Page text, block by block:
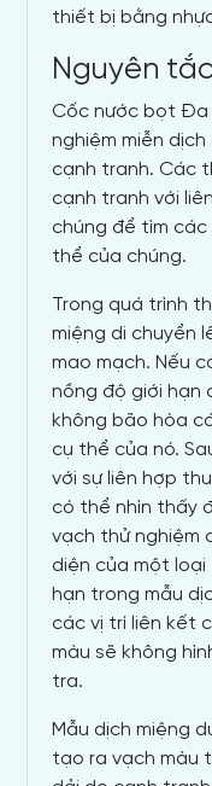
thiết bị bằng
Nguyên tắc
Cốc nước bọt Đa
nghiệm miễn
cạnh tranh. Các
cạnh tranh với
chúng để tìm
thể của chúng.
Trong quá trình
miệng di chuyển
mao mạch. Nếu
nồng độ giới hạn
không bão hòa
cụ thể của nó.
với sự liên hợp
có thể nhìn thấy
vạch thử nghiệm
diện của một
hạn trong mẫu
các vị trí liên kết
màu sẽ không
tra.
Mẫu dịch miệng
tạo ra vạch màu